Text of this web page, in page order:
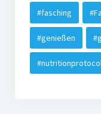
#fasching
#genießen